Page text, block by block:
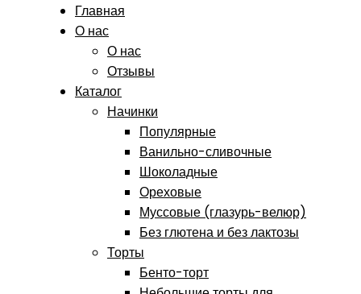
Главная
О нас
О нас
Отзывы
Каталог
Начинки
Популярные
Ванильно-сливочные
Шоколадные
Ореховые
Муссовые (глазурь-велюр)
Без глютена и без лактозы
Торты
Бенто-торт